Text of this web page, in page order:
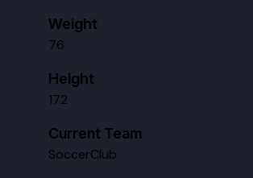
Weight
76
Height
172
Current Team
SoccerClub